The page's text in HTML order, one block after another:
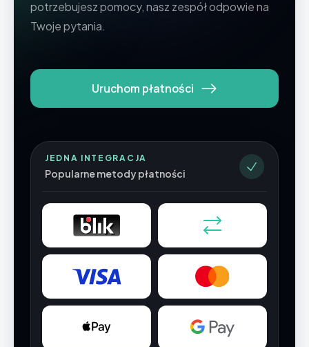
potrzebujesz pomocy, nasz zespół odpowie na
Twoje pytania.
Uruchom płatności
JEDNA INTEGRACJA
Popularne metody płatności